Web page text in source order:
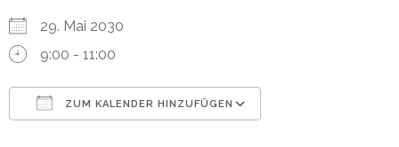
29. Mai 2030
9:00 - 11:00
ZUM KALENDER HINZUFÜGEN